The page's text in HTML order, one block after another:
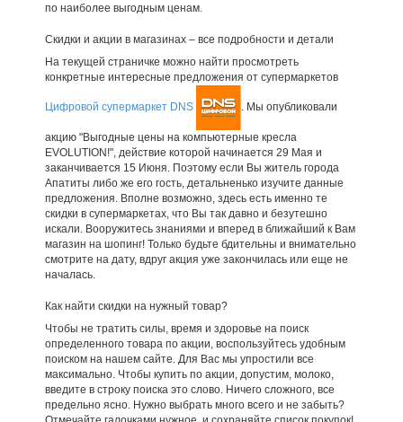
по наиболее выгодным ценам.
Скидки и акции в магазинах – все подробности и детали
На текущей страничке можно найти просмотреть
конкретные интересные предложения от супермаркетов
Цифровой супермаркет DNS . Мы опубликовали
акцию "Выгодные цены на компьютерные кресла
EVOLUTION!", действие которой начинается 29 Мая и
заканчивается 15 Июня. Поэтому если Вы житель города
Апатиты либо же его гость, детальненько изучите данные
предложения. Вполне возможно, здесь есть именно те
скидки в супермаркетах, что Вы так давно и безутешно
искали. Вооружитесь знаниями и вперед в ближайший к Вам
магазин на шопинг! Только будьте бдительны и внимательно
смотрите на дату, вдруг акция уже закончилась или еще не
началась.
Как найти скидки на нужный товар?
Чтобы не тратить силы, время и здоровье на поиск
определенного товара по акции, воспользуйтесь удобным
поиском на нашем сайте. Для Вас мы упростили все
максимально. Чтобы купить по акции, допустим, молоко,
введите в строку поиска это слово. Ничего сложного, все
предельно ясно. Нужно выбрать много всего и не забыть?